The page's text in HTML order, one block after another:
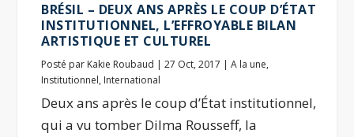
BRÉSIL – DEUX ANS APRÈS LE COUP D’ÉTAT
INSTITUTIONNEL, L’EFFROYABLE BILAN
ARTISTIQUE ET CULTUREL
Posté par Kakie Roubaud |27 Oct, 2017 |A la une,
Institutionnel, International
Deux ans après le coup d’État institutionnel,
qui a vu tomber Dilma Rousseff, la